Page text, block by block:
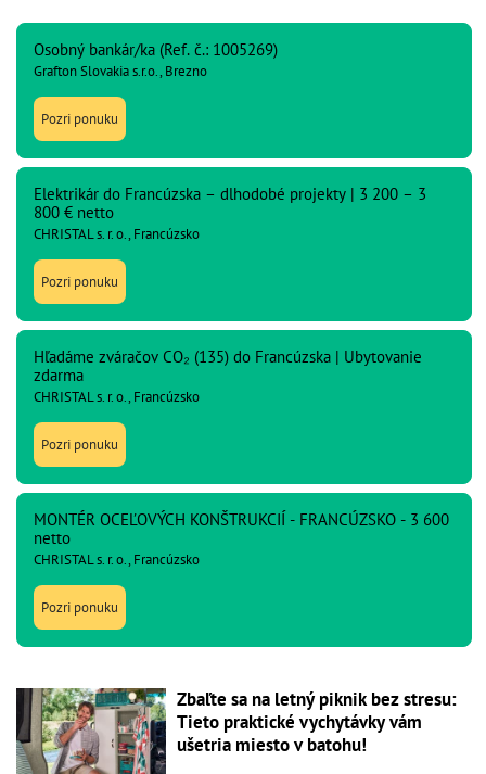
Osobný bankár/ka (Ref. č.: 1005269)
Grafton Slovakia s.r.o., Brezno
Pozri ponuku
Elektrikár do Francúzska – dlhodobé projekty | 3 200 – 3
800 € netto
CHRISTAL s. r. o., Francúzsko
Pozri ponuku
Hľadáme zváračov CO₂ (135) do Francúzska | Ubytovanie
zdarma
CHRISTAL s. r. o., Francúzsko
Pozri ponuku
MONTÉR OCEĽOVÝCH KONŠTRUKCIÍ - FRANCÚZSKO - 3 600
netto
CHRISTAL s. r. o., Francúzsko
Pozri ponuku
Zbaľte sa na letný piknik bez stresu:
Tieto praktické vychytávky vám
ušetria miesto v batohu!